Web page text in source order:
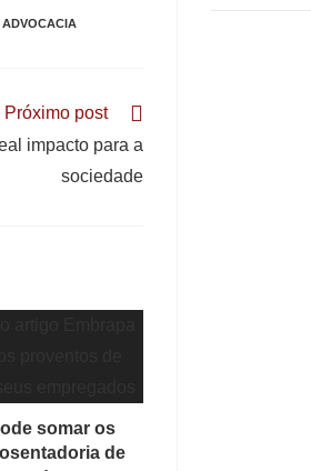
ADVOCACIA
Próximo post
impacto para a
sociedade
somar os
de